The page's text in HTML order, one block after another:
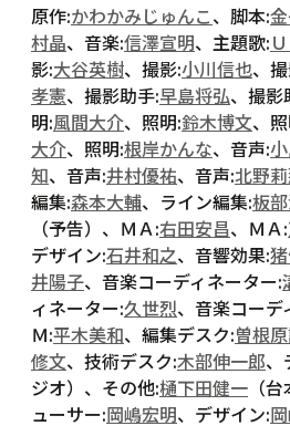
原作:かわかみじゅんこ、脚本:
村晶、音楽:信澤宣明、主題歌:
影:大谷英樹、撮影:小川信也、
孝憲、撮影助手:早島将弘、撮影
明:風間大介、照明:鈴木博文、
大介、照明:根岸かんな、音声:
知、音声:井村優祐、音声:北野
編集:森本大輔、ライン編集:板
（予告）、ＭＡ:右田安昌、ＭＡ:
デザイン:石井和之、音響効果:
井陽子、音楽コーディネーター:
ィネーター:久世烈、音楽コーデ
Ｍ:平木美和、編集デスク:曽根
修文、技術デスク:木部伸一郎、
ジオ）、その他:樋下田健一 （
ューサー:岡嶋宏明、デザイン: